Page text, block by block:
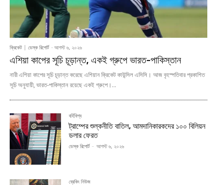
ক্রিকেট ডেস্ক রিপোর্ট - আগস্ট ৬, ২০২৬
এশিয়া কাপের সূচি চূড়ান্ত, একই গ্রুপে ভারত-পাকিস্তান
নারী এশিয়া কাপের সূচি চূড়ান্ত করেছে এশিয়ান ক্রিকেট কাউন্সিল এসিসি। আজ বৃহস্পতিবার প্রকাশিত
সূচি অনুযায়ী, ভারত-পাকিস্তান রয়েছে একই গ্রুপে।...
বর্হিবিশ্ব
ট্রাম্পের শুল্কনীতি বাতিল, আমদানিকারকদের ১০০ বিলিয়ন
ডলার ফেরত
ডেস্ক রিপোর্ট - আগস্ট ৬, ২০২৬
ব্রেকিং নিউজ